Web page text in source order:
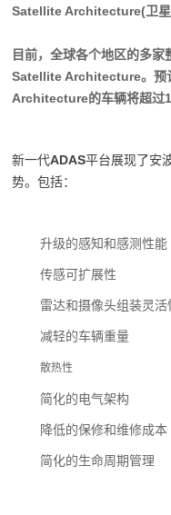
Satellite Architecture(卫
目前，全球各个地区的多
Satellite Architecture。预
Architecture的车辆将超过
新一代ADAS平台展现了安
势。包括：
升级的感知和感测性能
传感可扩展性
雷达和摄像头组装灵活
减轻的车辆重量
散热性
简化的电气架构
降低的保修和维修成本
简化的生命周期管理